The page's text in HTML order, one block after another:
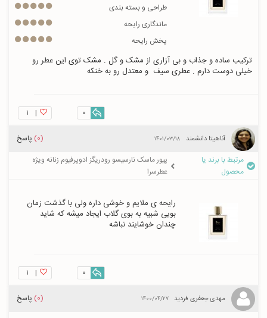
طراحی و بسته بندی
ماندگاری رایحه
پخش رایحه
خیلی دوست دارم . عطری سیف  و معتدل رو به خنکه
| ۱ 0
آناهيتا دانشمند ۱۴۰۱/۰۳/۱۸ (0)
پاسخ
مرتبط با برند یا
محصول
پیور ماسک نارسیسو رودریگز ادوپرفیوم زنانه ویژه
عطرسرا
رایحه ی ملایم و خوشی داره ولی با گذشت زمان
چندان خوشایند نباشه
| ۱ 0
مهدی جعفری فردید ۱۴۰۰/۰۴/۲۷ (0) پاسخ